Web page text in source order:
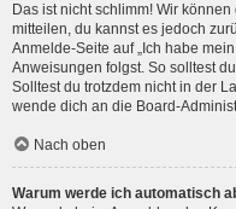
Das ist nicht schlimm! Wir
mitteilen, du kannst es jedoch
Anmelde-Seite auf „Ich habe
Anweisungen folgst. So solltest
Solltest du trotzdem nicht in der
wende dich an die Board-
Nach oben
Warum werde ich automatisch